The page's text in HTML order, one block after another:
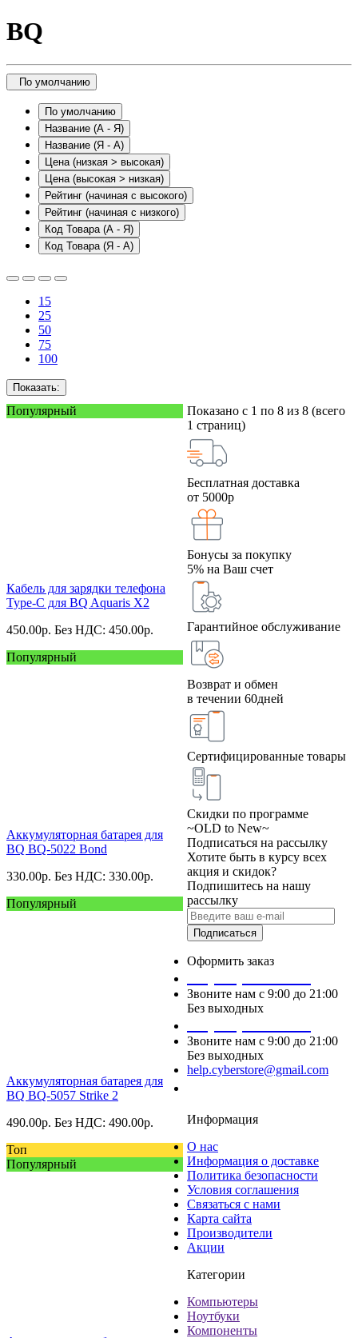
BQ
По умолчанию
По умолчанию
Название (А - Я)
Название (Я - А)
Цена (низкая > высокая)
Цена (высокая > низкая)
Рейтинг (начиная с высокого)
Рейтинг (начиная с низкого)
Код Товара (А - Я)
Код Товара (Я - А)
15
25
50
75
100
Показать:
Популярный
Кабель для зарядки телефона
Type-C для BQ Aquaris X2
450.00р. Без НДС: 450.00р.
Популярный
Аккумуляторная батарея для
BQ BQ-5022 Bond
330.00р. Без НДС: 330.00р.
Популярный
Аккумуляторная батарея для
BQ BQ-5057 Strike 2
490.00р. Без НДС: 490.00р.
Топ
Популярный
Показано с 1 по 8 из 8 (всего
1 страниц)
Бесплатная доставка
от 5000р
Бонусы за покупку
5% на Ваш счет
Гарантийное обслуживание
Возврат и обмен
в течении 60дней
Сертифицированные товары
Скидки по программе
~OLD to New~
Подписаться на рассылку
Хотите быть в курсу всех
акция и скидок?
Подпишитесь на нашу
рассылку
Подписаться
Оформить заказ
Звоните нам с 9:00 до 21:00
Без выходных
Звоните нам с 9:00 до 21:00
Без выходных
help.cyberstore@gmail.com
Информация
О нас
Информация о доставке
Политика безопасности
Условия соглашения
Связаться с нами
Карта сайта
Производители
Акции
Категории
Компьютеры
Ноутбуки
Компоненты